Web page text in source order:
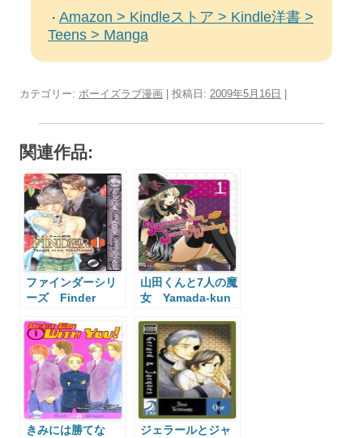
・ Amazon > Kindleストア > Kindle洋書 >
Teens > Manga
カテゴリー: ボーイズラブ漫画 | 投稿日: 2009年5月16日
関連作品:
ファインダーシリ
ーズ Finder
山田くんと7人の魔
女 Yamada-kun
Witches
きみには勝てな
ジェラールとジャ